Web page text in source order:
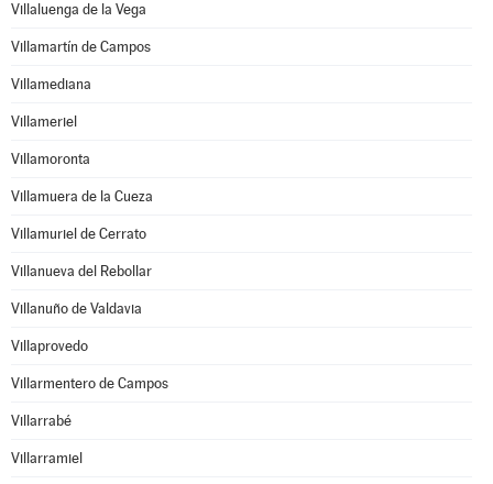
Villaluenga de la Vega
Villamartín de Campos
Villamediana
Villameriel
Villamoronta
Villamuera de la Cueza
Villamuriel de Cerrato
Villanueva del Rebollar
Villanuño de Valdavia
Villaprovedo
Villarmentero de Campos
Villarrabé
Villarramiel